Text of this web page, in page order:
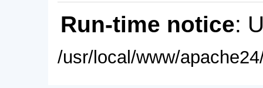
Run-time notice:
/usr/local/www/